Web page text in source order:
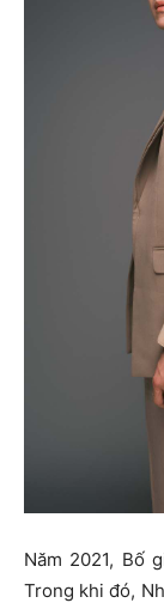
Năm 2021, Bố
Trong khi đó,